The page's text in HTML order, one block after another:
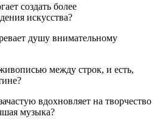
создать более
искусства?
душу внимательному
между строк, и есть,
вдохновляет на творчество
музыка?